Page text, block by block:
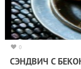
0
СЭНДВИЧ С